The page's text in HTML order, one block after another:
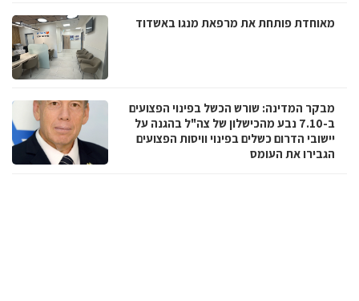
מאוחדת פותחת את מרפאת מנגו באשדוד
מבקר המדינה: שורש הכשל בפינוי הפצועים
ב-7.10 נבע מהכישלון של צה"ל בהגנה על
יישובי הדרום כשלים בפינוי וויסות הפצועים
הגבירו את העומס